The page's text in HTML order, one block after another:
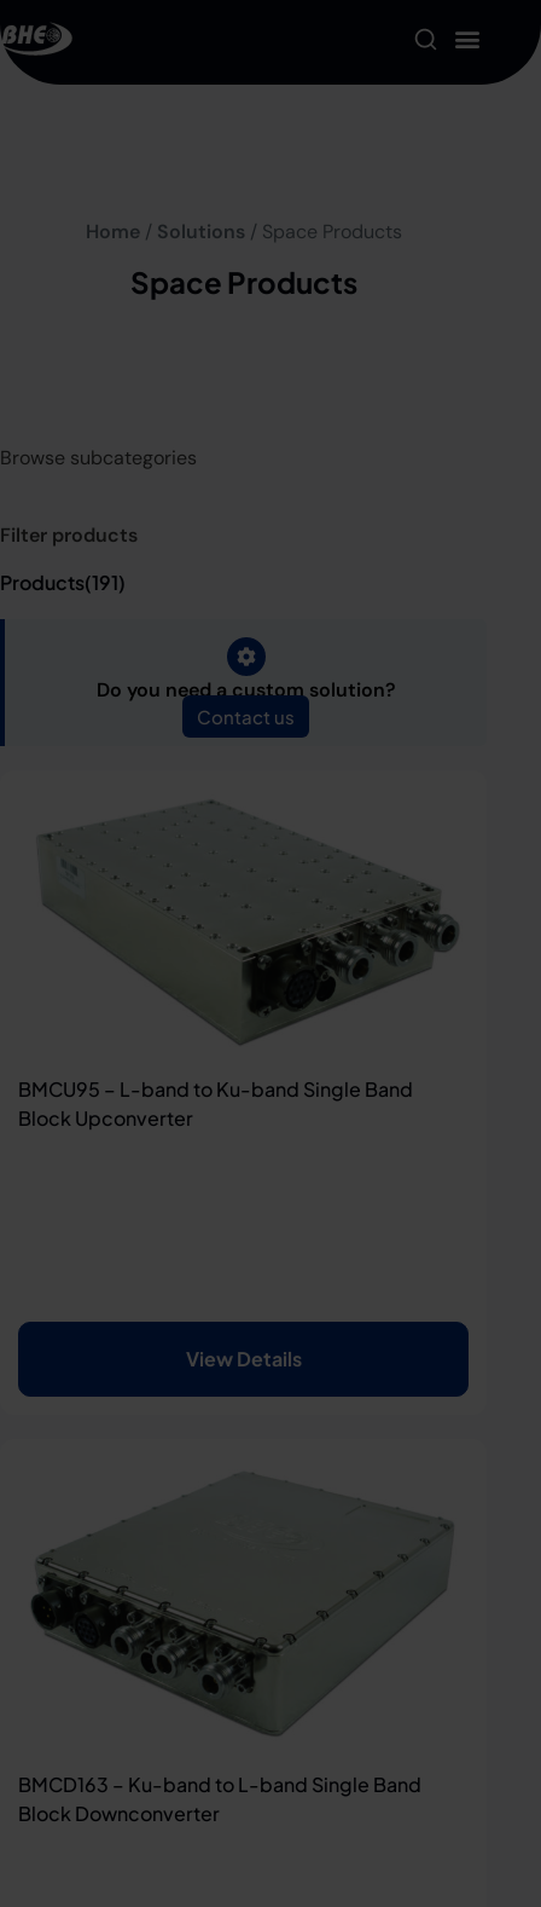
About us
Resources
Home/ Solutions / Space Products
Space Products
Browse subcategories
Filter products
Products(191)
Contact us
Do you need a custom solution?
BMCU95 – L-band to Ku-band Single Band
Block Upconverter
View Details
BMCD163 – Ku-band to L-band Single Band
Block Downconverter